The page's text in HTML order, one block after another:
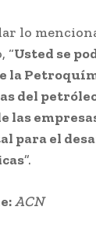
lo
“Usted se
la
del
las
para el
”.
ACN